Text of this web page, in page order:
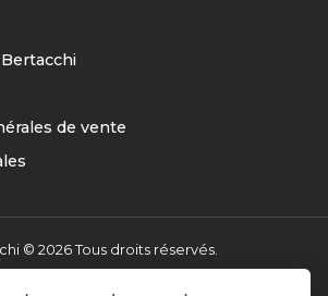
de vente
© 2026 Tous droits réservés.
Réalisation AXESYS